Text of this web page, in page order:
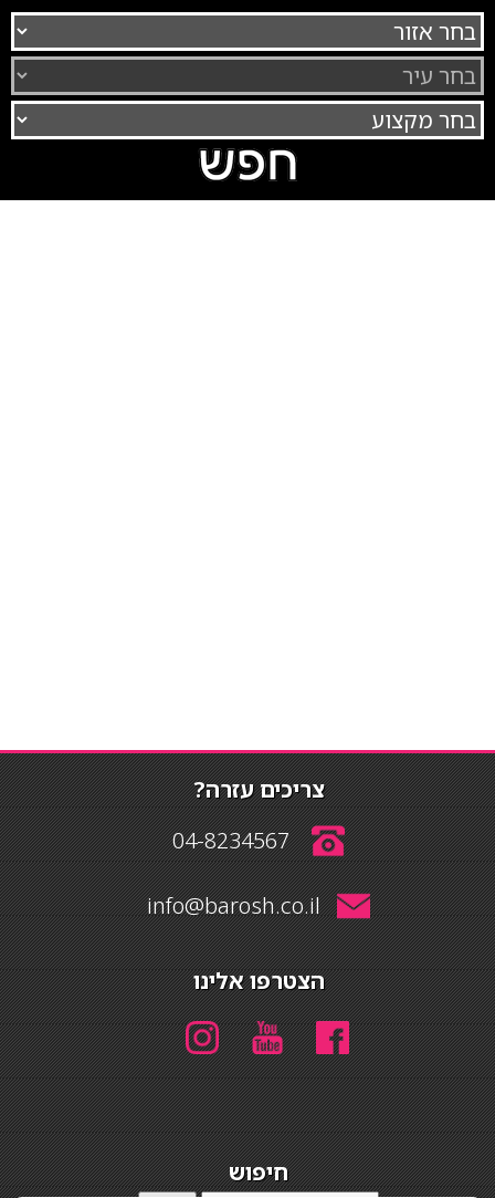
צריכים עזרה?
04-8234567
info@barosh.co.il
הצטרפו אלינו
חיפוש